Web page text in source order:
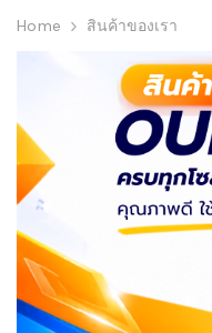
Home สินค้าของเรา